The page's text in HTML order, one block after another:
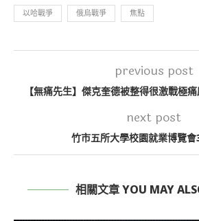
以哈戰爭 俄烏戰爭 焦點
previous post
【無痛先生】傑克奎德被整得很激戰極
next post
竹市五所大學校園就業博覽
相關文章 YOU MAY